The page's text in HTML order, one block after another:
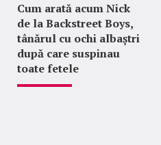
Cum arată acum Nick
de la Backstreet Boys,
tânărul cu ochi albaștri
după care suspinau
toate fetele